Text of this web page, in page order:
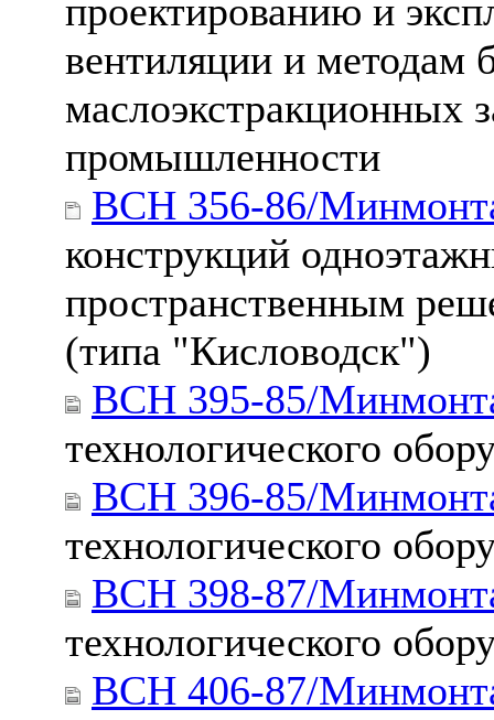
проектированию и
вентиляции и
маслоэкстракционных
промышленности
ВСН 356-86/
конструкций
пространственным
(типа "Кисловодск")
ВСН 395-85/
технологического
ВСН 396-85/
технологического
ВСН 398-87/
технологического
ВСН 406-87/